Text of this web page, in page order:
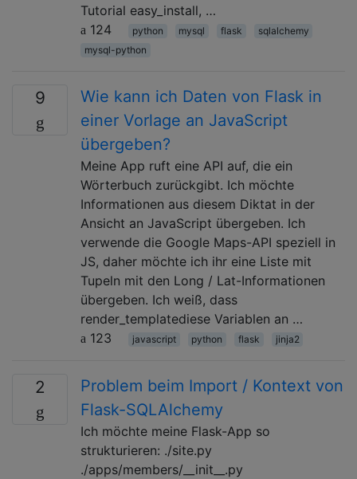
Tutorial easy_install, …
124
python mysql flask
sqlalchemy
mysql-python
9
Wie kann ich Daten von Flask in
einer Vorlage an JavaScript
übergeben?
Meine App ruft eine API auf, die ein
Wörterbuch zurückgibt. Ich möchte
Informationen aus diesem Diktat in der
Ansicht an JavaScript übergeben. Ich
verwende die Google Maps-API speziell in
JS, daher möchte ich ihr eine Liste mit
Tupeln mit den Long / Lat-Informationen
übergeben. Ich weiß, dass
render_templatediese Variablen an …
123
javascript python flask jinja2
2
Problem beim Import / Kontext von
Flask-SQLAlchemy
Ich möchte meine Flask-App so
strukturieren: ./site.py
./apps/members/__init__.py